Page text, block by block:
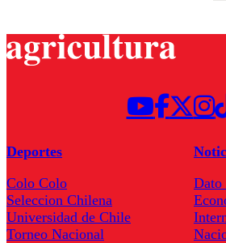
Deportes
Colo Colo
Seleccion Chilena
Universidad de Chile
Torneo Nacional
Dato